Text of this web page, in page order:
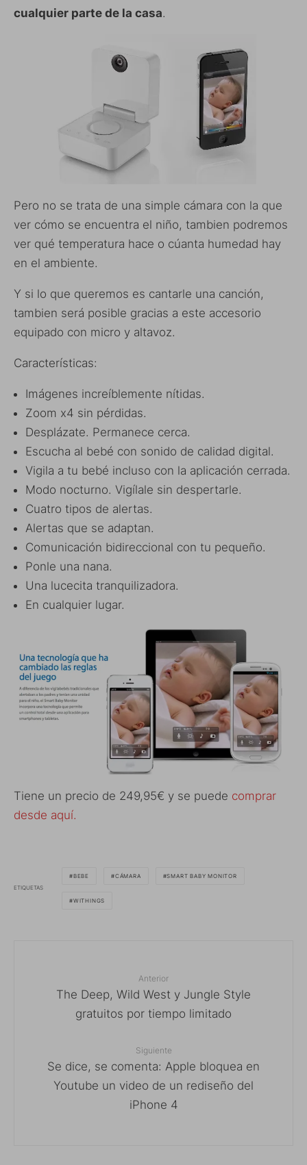
cualquier parte de la casa.
Pero no se trata de una simple cámara con la que
ver cómo se encuentra el niño, tambien podremos
ver qué temperatura hace o cúanta humedad hay
en el ambiente.
Y si lo que queremos es cantarle una canción,
tambien será posible gracias a este accesorio
equipado con micro y altavoz.
Características:
Imágenes increíblemente nítidas.
Zoom x4 sin pérdidas.
Desplázate. Permanece cerca.
Escucha al bebé con sonido de calidad digital.
Vigila a tu bebé incluso con la aplicación cerrada.
Modo nocturno. Vigílale sin despertarle.
Cuatro tipos de alertas.
Alertas que se adaptan.
Comunicación bidireccional con tu pequeño.
Ponle una nana.
Una lucecita tranquilizadora.
En cualquier lugar.
Tiene un precio de 249,95€ y se puede comprar
desde aquí.
ETIQUETAS
BEBE CÁMARA SMART BABY MONITOR
WITHINGS
Anterior
The Deep, Wild West y Jungle Style
gratuitos por tiempo limitado
Siguiente
Se dice, se comenta: Apple bloquea en
Youtube un video de un rediseño del
iPhone 4